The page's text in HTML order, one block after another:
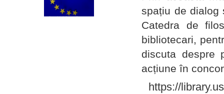
spațiu de dialog
Catedra de
bibliotecari,
discuta despre
acțiune în
https://